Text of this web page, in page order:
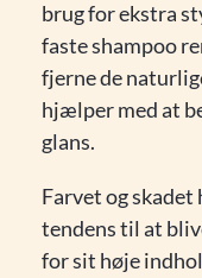
brug for ekstra
faste shampoo
fjerne de
hjælper med at
glans.
Farvet og skadet
tendens til at
for sit høje